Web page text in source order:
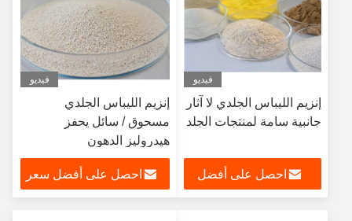
فيديو
إنزيم الليباس الجلدي لا آثار
جانبية سامة لمنتجات الجلد
احصل على أفضل
فيديو
إنزيم الليباس الجلدي
مسحوق / سائل يحفز
هيدروليز الدهون
احصل على أفضل سعر